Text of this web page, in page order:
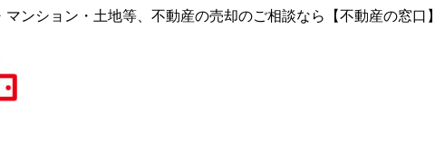
ンション・土地等、不動産の売却のご相談なら【不動産の窓口】